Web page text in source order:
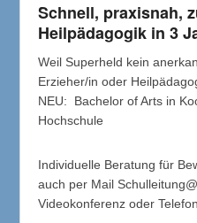
Schnell, praxisnah,
Heilpädagogik in 3
Weil Superheld kein
Erzieher/in oder
NEU: Bachelor of Arts in
Hochschule
Individuelle Beratung für
auch per Mail
Videokonferenz oder